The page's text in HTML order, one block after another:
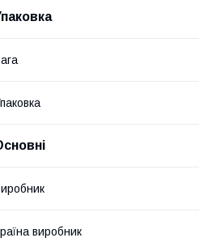
виробник